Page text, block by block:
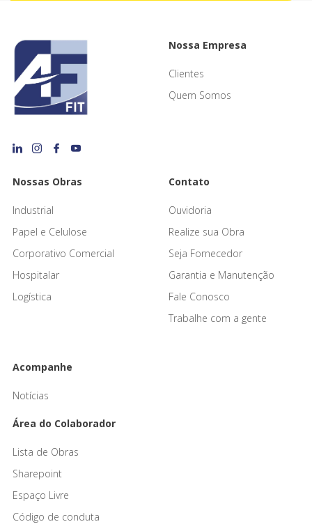
Nossa Empresa
Clientes
Quem Somos
Nossas Obras
Industrial
Papel e Celulose
Corporativo Comercial
Hospitalar
Logística
Contato
Ouvidoria
Realize sua Obra
Seja Fornecedor
Garantia e Manutenção
Fale Conosco
Trabalhe com a gente
Acompanhe
Notícias
Área do Colaborador
Lista de Obras
Sharepoint
Espaço Livre
Código de conduta